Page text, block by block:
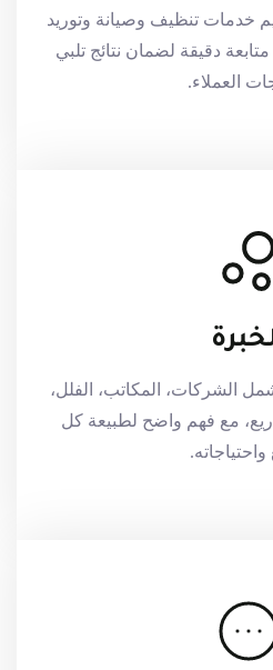
خدمات تنظيف وصيانة وتوريد
دقيقة لضمان نتائج تلبي
العملاء.
الشركات، المكاتب، الفلل،
مع فهم واضح لطبيعة كل